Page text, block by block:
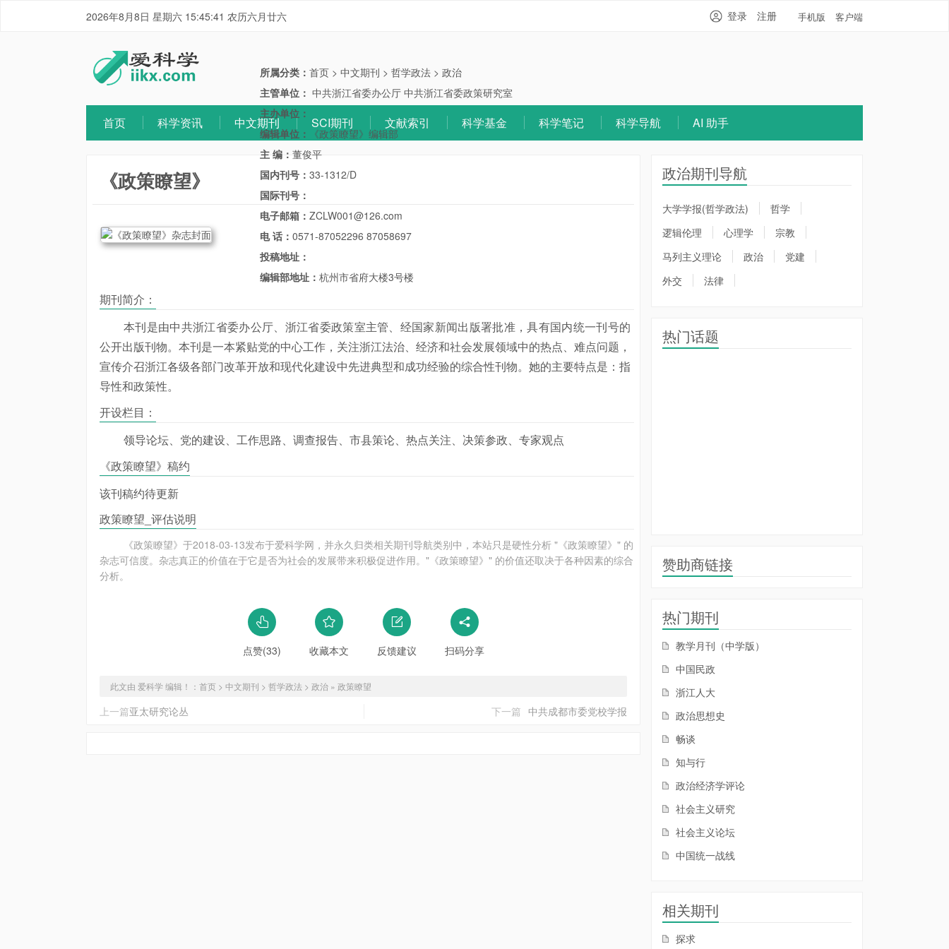
2026年8月8日 星期六 15:45:41 农历六月廿六 手机版 客户端
登录 注册
首页 科学资讯 中文期刊 SCI期刊 文献索引 科学基金 科学笔记 科学导航 AI 助手
《政策瞭望》
所属分类：首页 >中文期刊 >哲学政法 >政治
主管单位：中共浙江省委办公厅 中共浙江省委政策研究室
主办单位：
编辑单位：
《政策瞭望》编辑部
主 编：董俊平
国内刊号：33-1312/D
国际刊号：
电子邮箱：ZCLW001@126.com
电 话：0571-87052296 87058697
投稿地址：
编辑部地址：杭州市省府大楼3号楼
期刊简介：
本刊是由中共浙江省委办公厅、浙江省委政策室主管、经国家新闻出版署批准，具有国内统一刊号的
公开出版刊物。本刊是一本紧贴党的中心工作，关注浙江法治、经济和社会发展领域中的热点、难点问题，
宣传介召浙江各级各部门改革开放和现代化建设中先进典型和成功经验的综合性刊物。她的主要特点是：指
导性和政策性。
开设栏目：
领导论坛、党的建设、工作思路、调查报告、市县策论、热点关注、决策参政、专家观点
《政策瞭望》稿约
该刊稿约待更新
政策瞭望_评估说明
《政策瞭望》于2018-03-13发布于爱科学网，并永久归类相关期刊导航类别中，本站只是硬性分析 "《政策瞭望》" 的
杂志可信度。杂志真正的价值在于它是否为社会的发展带来积极促进作用。"《政策瞭望》" 的价值还取决于各种因素的综合
分析。
点赞(33) 收藏本文 反馈建议 扫码分享
此文由 爱科学 编辑！： 首页 > 中文期刊 > 哲学政法 > 政治 » 政策瞭望
上一篇亚太研究论丛 下一篇 中共成都市委党校学报
政治期刊导航
大学学报(哲学政法)
哲学
逻辑伦理
心理学
宗教
马列主义理论
政治
党建
外交
法律
热门话题
赞助商链接
热门期刊
教学月刊（中学版）
中国民政
浙江人大
政治思想史
畅谈
知与行
政治经济学评论
社会主义研究
社会主义论坛
中国统一战线
相关期刊
探求